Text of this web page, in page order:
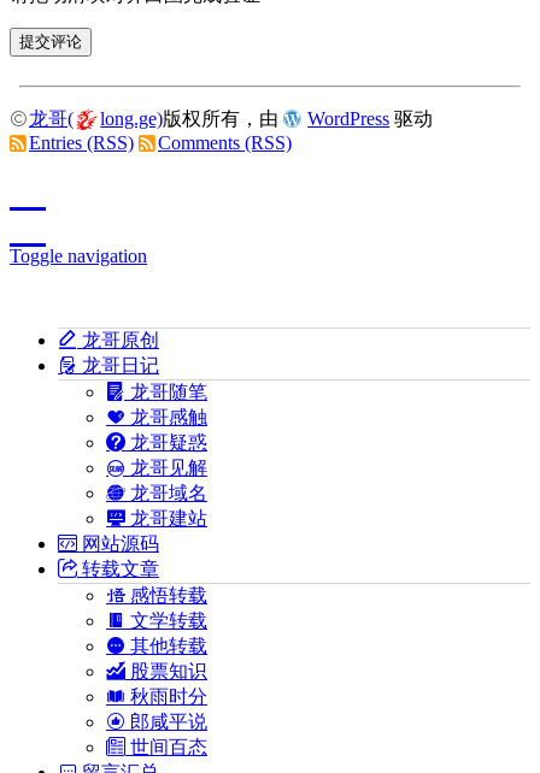
龙哥( long.ge)版权所有，由 WordPress 驱动
Entries (RSS)
Comments (RSS)
Toggle navigation
龙哥原创
龙哥日记
龙哥随笔
龙哥感触
龙哥疑惑
龙哥见解
龙哥域名
龙哥建站
网站源码
转载文章
感悟转载
文学转载
其他转载
股票知识
秋雨时分
郎咸平说
世间百态